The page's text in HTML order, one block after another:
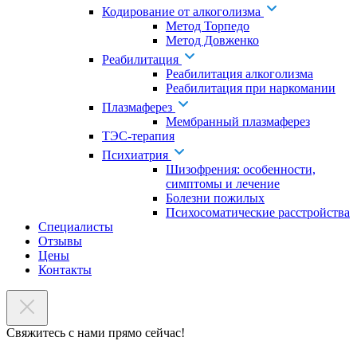
Кодирование от алкоголизма
Метод Торпедо
Метод Довженко
Реабилитация
Реабилитация алкоголизма
Реабилитация при наркомании
Плазмаферез
Мембранный плазмаферез
ТЭС-терапия
Психиатрия
Шизофрения: особенности,
симптомы и лечение
Болезни пожилых
Психосоматические расстройства
Специалисты
Отзывы
Цены
Контакты
Свяжитесь с нами прямо сейчас!